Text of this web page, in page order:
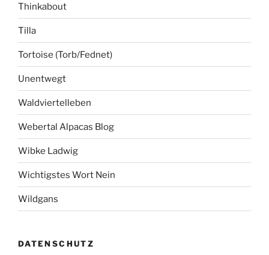
Thinkabout
Tilla
Tortoise (Torb/Fednet)
Unentwegt
Waldviertelleben
Webertal Alpacas Blog
Wibke Ladwig
Wichtigstes Wort Nein
Wildgans
DATENSCHUTZ